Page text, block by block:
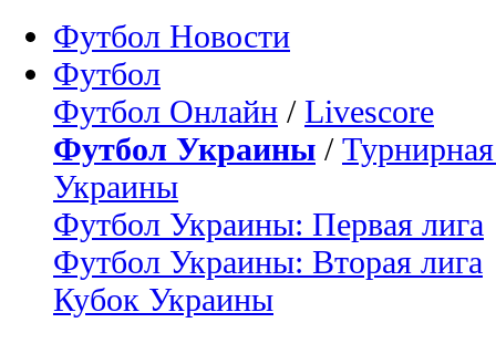
Футбол Новости
Футбол
Футбол Онлайн / Livescore
Футбол Украины /
Украины
Футбол Украины: Первая лига
Футбол Украины: Вторая лига
Кубок Украины